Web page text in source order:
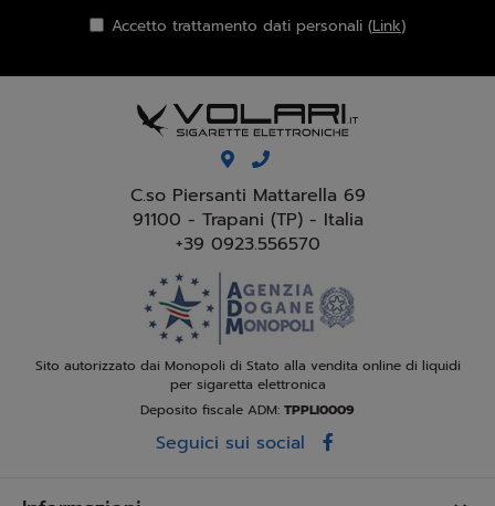
Accetto trattamento dati personali (Link)
C.so Piersanti Mattarella 69
91100 - Trapani (TP) - Italia
+39 0923.556570
Sito autorizzato dai Monopoli di Stato alla vendita online di liquidi
per sigaretta elettronica
Deposito fiscale ADM: TPPLI0009
Seguici sui social